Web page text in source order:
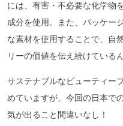
には、有害・不必要な化学物
成分を使用。また、パッケー
な素材を使用することで、自
リーの価値を伝え続けている
サステナブルなビューティー
めていますが、今回の日本で
気が出ること間違いなし！